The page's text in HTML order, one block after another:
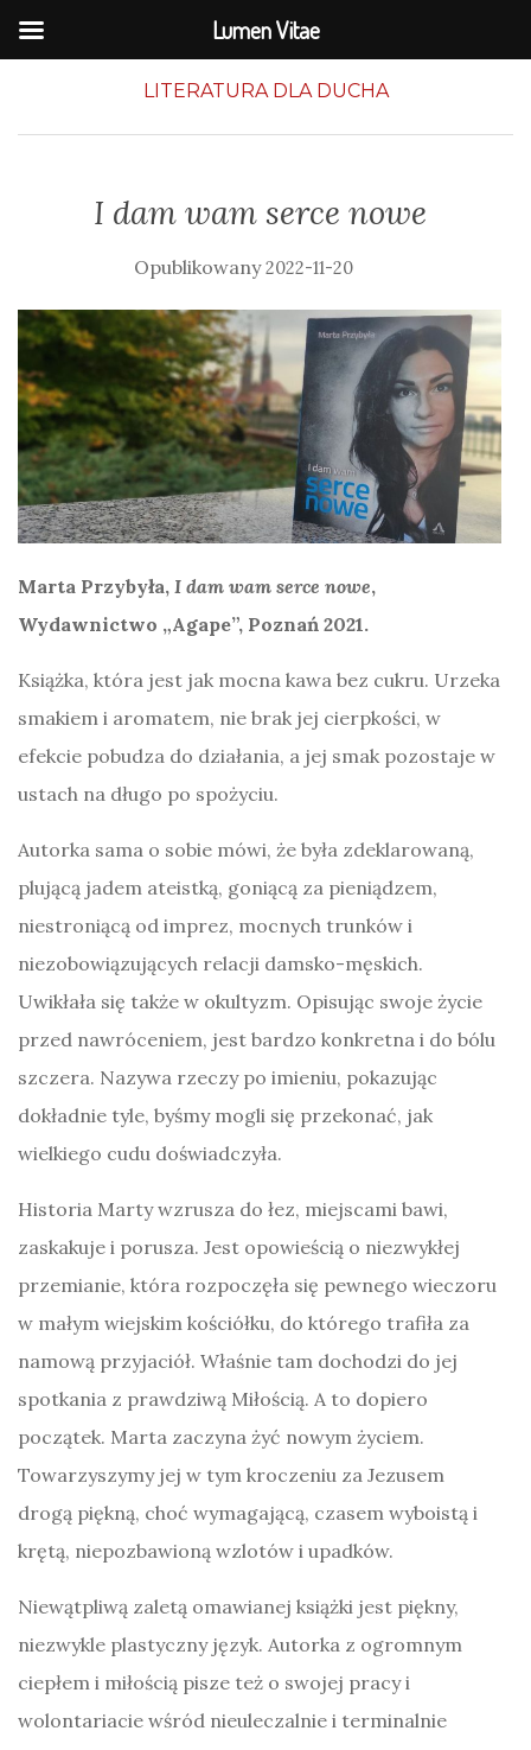
LITERATURA DLA DUCHA
I dam wam serce nowe
2022-11-20
Marta Przybyła, I dam wam serce nowe,
Wydawnictwo „Agape”, Poznań 2021.
Książka, która jest jak mocna kawa bez cukru. Urzeka
smakiem i aromatem, nie brak jej cierpkości, w
efekcie pobudza do działania, a jej smak pozostaje w
ustach na długo po spożyciu.
Autorka sama o sobie mówi, że była zdeklarowaną,
plującą jadem ateistką, goniącą za pieniądzem,
niestroniącą od imprez, mocnych trunków i
niezobowiązujących relacji damsko-męskich.
Uwikłała się także w okultyzm. Opisując swoje życie
przed nawróceniem, jest bardzo konkretna i do bólu
szczera. Nazywa rzeczy po imieniu, pokazując
dokładnie tyle, byśmy mogli się przekonać, jak
wielkiego cudu doświadczyła.
Historia Marty wzrusza do łez, miejscami bawi,
zaskakuje i porusza. Jest opowieścią o niezwykłej
przemianie, która rozpoczęła się pewnego wieczoru
w małym wiejskim kościółku, do którego trafiła za
namową przyjaciół. Właśnie tam dochodzi do jej
spotkania z prawdziwą Miłością. A to dopiero
początek. Marta zaczyna żyć nowym życiem.
Towarzyszymy jej w tym kroczeniu za Jezusem
drogą piękną, choć wymagającą, czasem wyboistą i
krętą, niepozbawioną wzlotów i upadków.
Niewątpliwą zaletą omawianej książki jest piękny,
niezwykle plastyczny język. Autorka z ogromnym
ciepłem i miłością pisze też o swojej pracy i
wolontariacie wśród nieuleczalnie i terminalnie
Lumen Vitae